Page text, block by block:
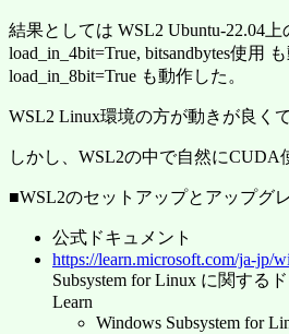
結果としては WSL2 Ubuntu-22.04上
load_in_4bit=True, bitsandbytes使用
load_in_8bit=True も動作した。
WSL2 Linux環境の方が動きが良く
しかし、WSL2の中で自然にCUDA
■WSL2のセットアップとアップグ
公式ドキュメント
https://learn.microsoft.com/ja-jp/
Subsystem for Linux に関する
Learn
Windows Subsystem for